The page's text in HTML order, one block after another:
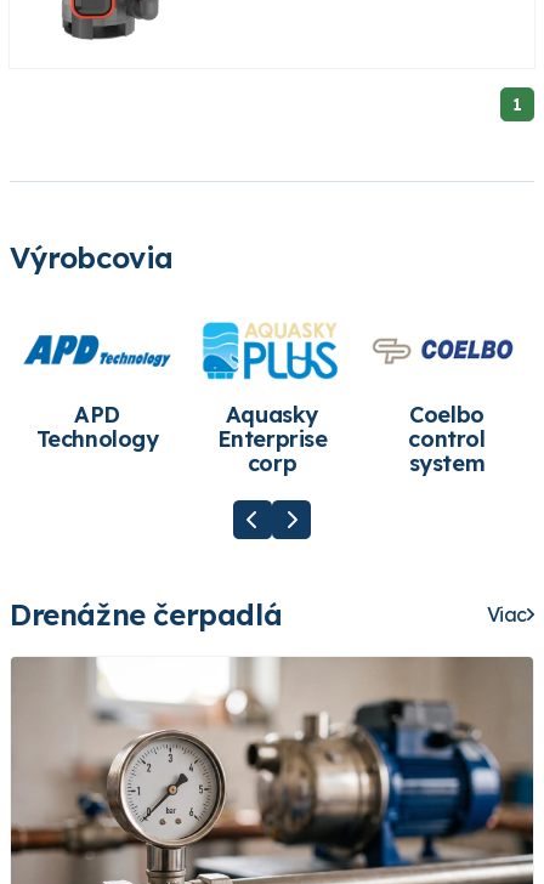
1
Výrobcovia
APD
Technology
Aquasky
Enterprise
corp
Coelbo
control
system
Drenážne čerpadlá Viac